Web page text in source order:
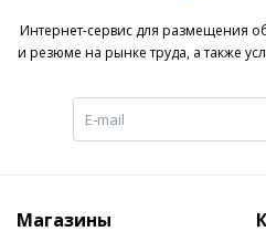
Интернет-сервис для размещения
и резюме на рынке труда, а также
Магазины